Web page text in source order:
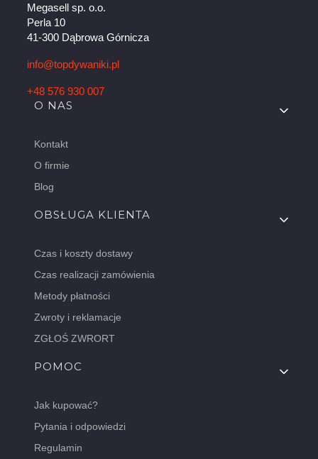
Megasell sp. o.o.
Perla 10
41-300 Dąbrowa Górnicza
info@topdywaniki.pl
+48 576 930 007
Linki w stopce
O NAS
Kontakt
O firmie
Blog
OBSŁUGA KLIENTA
Czas i koszty dostawy
Czas realizacji zamówienia
Metody płatności
Zwroty i reklamacje
ZGŁOŚ ZWRORT
POMOC
Jak kupować?
Pytania i odpowiedzi
Regulamin